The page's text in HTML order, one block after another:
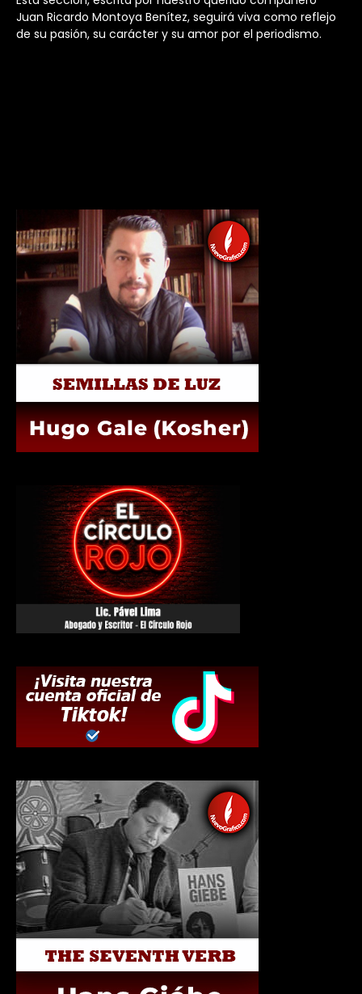
Juan Ricardo Montoya Benítez, seguirá viva como reflejo
de su pasión, su carácter y su amor por el periodismo.